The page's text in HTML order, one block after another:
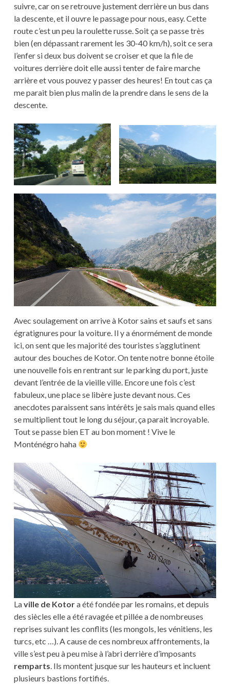
suivre, car on se retrouve justement derrière un bus dans
la descente, et il ouvre le passage pour nous, easy. Cette
route c’est un peu la roulette russe. Soit ça se passe très
bien (en dépassant rarement les 30-40 km/h), soit ce sera
l’enfer si deux bus doivent se croiser et que la file de
voitures derrière doit elle aussi tenter de faire marche
arrière et vous pouvez y passer des heures! En tout cas ça
me parait bien plus malin de la prendre dans le sens de la
descente.
Avec soulagement on arrive à Kotor sains et saufs et sans
égratignures pour la voiture. Il y a énormément de monde
ici, on sent que les majorité des touristes s’agglutinent
autour des bouches de Kotor. On tente notre bonne étoile
une nouvelle fois en rentrant sur le parking du port, juste
devant l’entrée de la vieille ville. Encore une fois c’est
fabuleux, une place se libère juste devant nous. Ces
anecdotes paraissent sans intérêts je sais mais quand elles
se multiplient tout le long du séjour, ça parait incroyable.
Tout se passe bien ET au bon moment ! Vive le
Monténégro haha
Laville de Kotora été fondée par les romains, et depuis
des siècles elle a été ravagée et pillée a de nombreuses
reprises suivant les conflits (les mongols, les vénitiens, les
turcs, etc …). A cause de ces nombreux affrontements, la
ville s’est peu à peu mise à l’abri derrière d’imposants
remparts. Ils montent jusque sur les hauteurs et incluent
plusieurs bastions fortifiés.